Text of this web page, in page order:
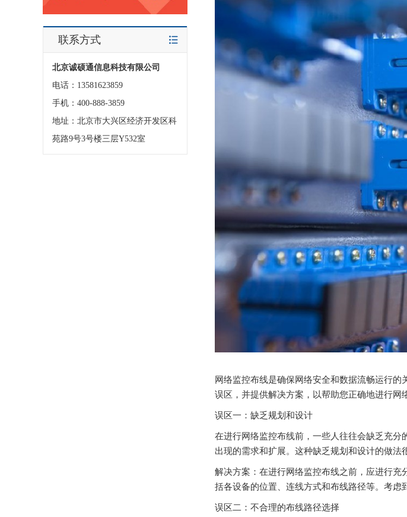
联系方式
北京诚硕通信息科技有限公司
电话：13581623859
手机：400-888-3859
地址：北京市大兴区经济开发区科
苑路9号3号楼三层Y532室
网络监控布线是确保网络安全和数据流畅运行
误区，并提供解决方案，以帮助您正确地进行网
误区一：缺乏规划和设计
在进行网络监控布线前，一些人往往会缺乏充
出现的需求和扩展。这种缺乏规划和设计的做法
解决方案：在进行网络监控布线之前，应进行
括各设备的位置、连线方式和布线路径等。考虑
误区二：不合理的布线路径选择